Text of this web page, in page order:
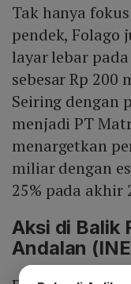
Tak hanya
pendek, Folago
layar lebar
sebesar Rp 200
Seiring dengan
menjadi PT
menargetkan
miliar dengan
25% pada akhir
Aksi di Balik
Andalan